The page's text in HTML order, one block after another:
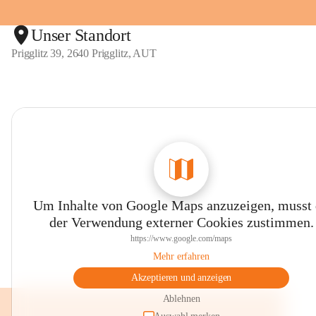
Unser Standort
Prigglitz 39, 2640 Prigglitz, AUT
Um Inhalte von Google Maps anzuzeigen, musst
der Verwendung externer Cookies zustimmen.
https://www.google.com/maps
Mehr erfahren
Akzeptieren und anzeigen
Ablehnen